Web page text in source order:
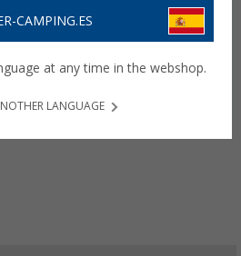
CAMPING.ES
at any time in the webshop.
LANGUAGE